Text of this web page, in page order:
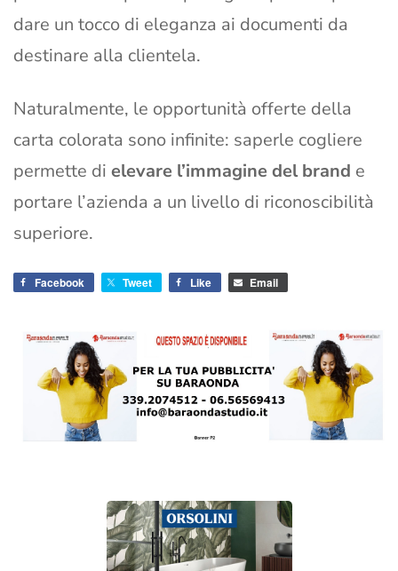
dare un tocco di eleganza ai documenti da
destinare alla clientela.
Naturalmente, le opportunità offerte della
carta colorata sono infinite: saperle cogliere
permette di elevare l’immagine del brand e
portare l’azienda a un livello di riconoscibilità
superiore.
Facebook Tweet Like Email